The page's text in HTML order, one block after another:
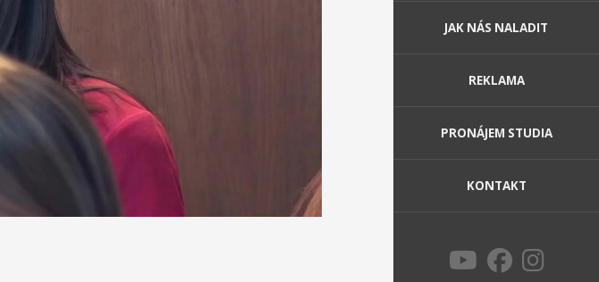
JAK NÁS NALADIT
REKLAMA
PRONÁJEM STUDIA
KONTAKT